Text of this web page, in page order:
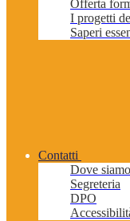
Offerta
I progetti
Saperi
Contatti
Dove siamo
Segreteria
DPO